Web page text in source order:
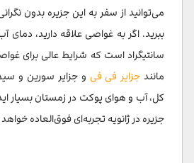
می‌توانید از سفر به این جزیره بدون
سانتیگراد است که شرایط عالی برای
مانند جزایر فی فی و جزایر سورین و
کل، آب و هوای پوکت در زمستان بسیار
جزیره در ژانویه تجربه‌ای فوق‌العاده